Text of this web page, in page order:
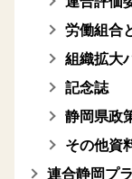
労働組合
組織拡大
記念誌
静岡県政
その他資
連合静岡プ